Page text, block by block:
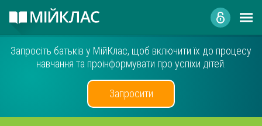
Запросіть батьків у МійКлас, щоб включити їх до процесу
навчання та проінформувати про успіхи дітей.
Запросити